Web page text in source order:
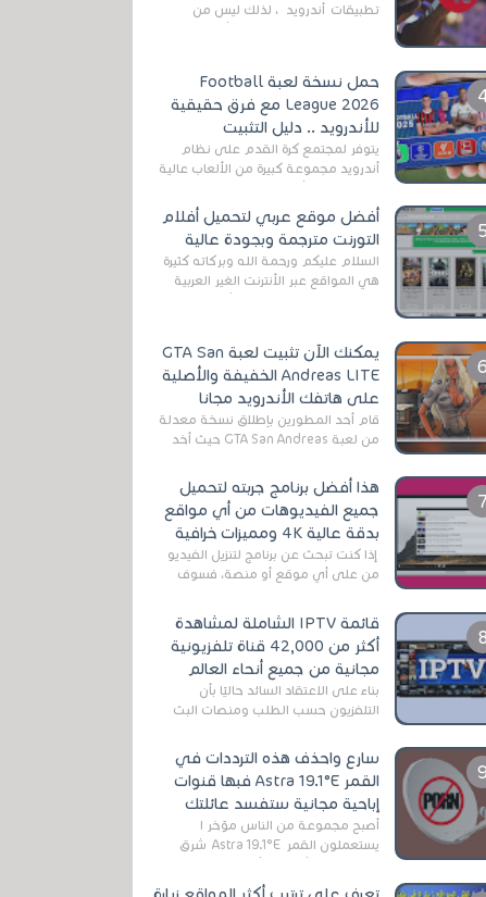
تطبيقات أندرويد ، لذلك ليس من
حمل نسخة لعبة Football
League 2026 مع فرق حقيقية
للأندرويد .. دليل التثبيت
يتوفر لمجتمع كرة القدم على نظام
أندرويد مجموعة كبيرة من الألعاب عالية
Sports FC 26 (المعروفة سابقًا باسم ...
أفضل موقع عربي لتحميل أفلام
التورنت مترجمة وبجودة عالية
السلام عليكم ورحمة الله وبركاته كثيرة
هي المواقع عبر الأنترنت الغير العربية
يمكنك الآن تثبيت لعبة GTA San
Andreas LITE الخفيفة والأصلية
على هاتفك الأندرويد مجانا
قام أحد المطورين بإطلاق نسخة معدلة
من لعبة GTA San Andreas حيث أخد
وق...
هذا أفضل برنامج جربته لتحميل
جميع الفيديوهات من أي مواقع
بدقة عالية 4K ومميزات خرافية
إذا كنت تبحث عن برنامج لتنزيل الفيديو
من على أي موقع أو منصة، فسوف
الخاصة بالبرامج والتطبيقات في هذا
المج...
قائمة IPTV الشاملة لمشاهدة
أكثر من 42,000 قناة تلفزيونية
مجانية من جميع أنحاء العالم
بناءً على الاعتقاد السائد حاليًا بأن
التلفزيون حسب الطلب ومنصات البث
سارع واحذف هذه الترددات في
القمر Astra 19.1°E فبها قنوات
إباحية مجانية ستفسد عائلتك
أصبح مجموعة من الناس مؤخر ا
يستعملون القمر Astra 19.1°E شرق
قنوات مميزة جدا تنقل العديد من البرامج